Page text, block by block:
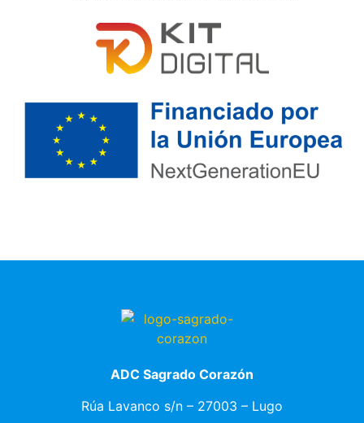
ADC Sagrado Corazón
Rúa Lavanco s/n – 27003 – Lugo